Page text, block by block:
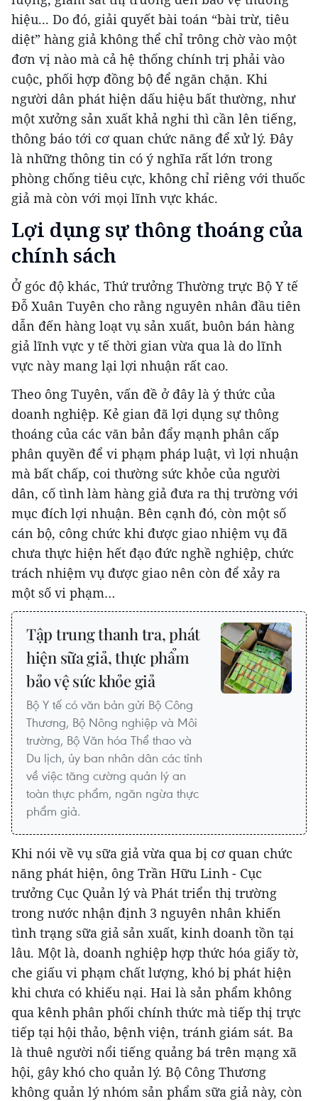
hiệu... Do đó, giải quyết bài toán “bài trừ, tiêu
diệt” hàng giả không thể chỉ trông chờ vào một
đơn vị nào mà cả hệ thống chính trị phải vào
cuộc, phối hợp đồng bộ để ngăn chặn. Khi
người dân phát hiện dấu hiệu bất thường, như
một xưởng sản xuất khả nghi thì cần lên tiếng,
thông báo tới cơ quan chức năng để xử lý. Đây
là những thông tin có ý nghĩa rất lớn trong
phòng chống tiêu cực, không chỉ riêng với thuốc
giả mà còn với mọi lĩnh vực khác.
Lợi dụng sự thông thoáng của
chính sách
Ở góc độ khác, Thứ trưởng Thường trực Bộ Y tế
Đỗ Xuân Tuyên cho rằng nguyên nhân đầu tiên
dẫn đến hàng loạt vụ sản xuất, buôn bán hàng
giả lĩnh vực y tế thời gian vừa qua là do lĩnh
vực này mang lại lợi nhuận rất cao.
Theo ông Tuyên, vấn đề ở đây là ý thức của
doanh nghiệp. Kẻ gian đã lợi dụng sự thông
thoáng của các văn bản đẩy mạnh phân cấp
phân quyền để vi phạm pháp luật, vì lợi nhuận
mà bất chấp, coi thường sức khỏe của người
dân, cố tình làm hàng giả đưa ra thị trường với
mục đích lợi nhuận. Bên cạnh đó, còn một số
cán bộ, công chức khi được giao nhiệm vụ đã
chưa thực hiện hết đạo đức nghề nghiệp, chức
trách nhiệm vụ được giao nên còn để xảy ra
một số vi phạm…
Tập trung thanh tra, phát
hiện sữa giả, thực phẩm
bảo vệ sức khỏe giả
Bộ Y tế có văn bản gửi Bộ Công
Thương, Bộ Nông nghiệp và Môi
trường, Bộ Văn hóa Thể thao và
Du lịch, ủy ban nhân dân các tỉnh
về việc tăng cường quản lý an
toàn thực phẩm, ngăn ngừa thực
phẩm giả.
Khi nói về vụ sữa giả vừa qua bị cơ quan chức
năng phát hiện, ông Trần Hữu Linh - Cục
trưởng Cục Quản lý và Phát triển thị trường
trong nước nhận định 3 nguyên nhân khiến
tình trạng sữa giả sản xuất, kinh doanh tồn tại
lâu. Một là, doanh nghiệp hợp thức hóa giấy tờ,
che giấu vi phạm chất lượng, khó bị phát hiện
khi chưa có khiếu nại. Hai là sản phẩm không
qua kênh phân phối chính thức mà tiếp thị trực
tiếp tại hội thảo, bệnh viện, tránh giám sát. Ba
là thuê người nổi tiếng quảng bá trên mạng xã
hội, gây khó cho quản lý. Bộ Công Thương
không quản lý nhóm sản phẩm sữa giả này, còn